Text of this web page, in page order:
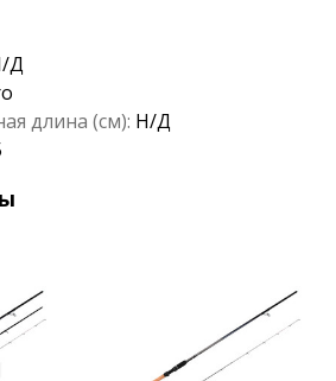
Д
длина (см): Н/Д